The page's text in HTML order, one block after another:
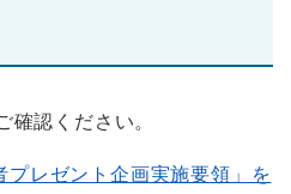
認ください。
プレゼント企画実施要領」を